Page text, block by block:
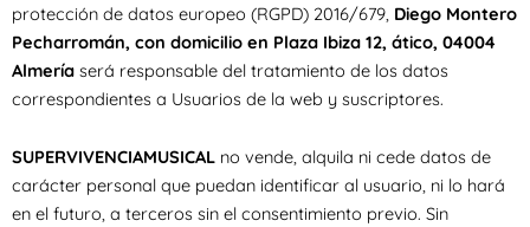
protección de datos europeo (RGPD) 2016/679, Diego Montero
Pecharromán, con domicilio en Plaza Ibiza 12, ático, 04004
Almería será responsable del tratamiento de los datos
correspondientes a Usuarios de la web y suscriptores.
SUPERVIVENCIAMUSICAL no vende, alquila ni cede datos de
carácter personal que puedan identificar al usuario, ni lo hará
en el futuro, a terceros sin el consentimiento previo. Sin